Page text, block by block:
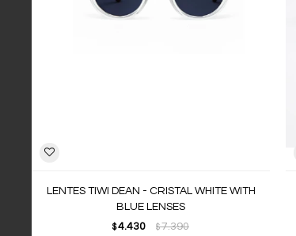
LENTES TIWI DEAN - CRISTAL WHITE WITH
BLUE LENSES
$4.430 $7.390